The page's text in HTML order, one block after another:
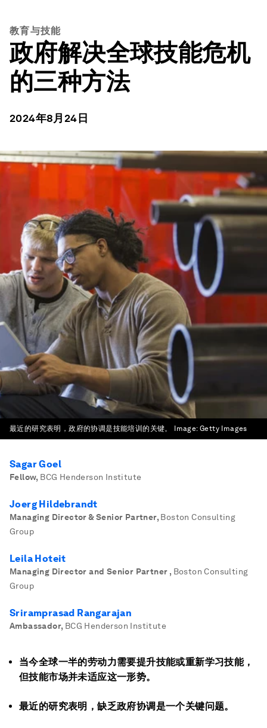
教育与技能
政府解决全球技能危机
的三种方法
2024年8月24日
最近的研究表明，政府的协调是技能培训的关键。 Image:Getty Images
Sagar Goel
Fellow, BCG Henderson Institute
Joerg Hildebrandt
Managing Director & Senior Partner, Boston Consulting
Group
Leila Hoteit
Managing Director and Senior Partner , Boston Consulting
Group
Sriramprasad Rangarajan
Ambassador, BCG Henderson Institute
当今全球一半的劳动力需要提升技能或重新学习技能，
但技能市场并未适应这一形势。
最近的研究表明，缺乏政府协调是一个关键问题。